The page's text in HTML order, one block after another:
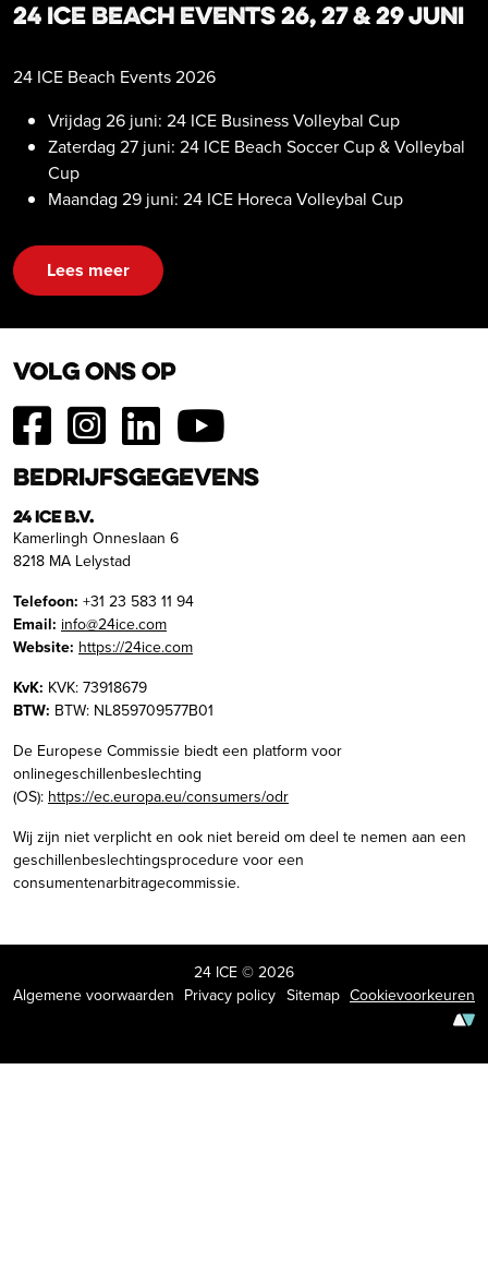
24 ICE Beach Events 26, 27 & 29 juni
24 ICE Beach Events 2026
Vrijdag 26 juni: 24 ICE Business Volleybal Cup
Zaterdag 27 juni: 24 ICE Beach Soccer Cup & Volleybal
Cup
Maandag 29 juni: 24 ICE Horeca Volleybal Cup
Lees meer
Volg ons op
Bedrijfsgegevens
24 ICE B.V.
Kamerlingh Onneslaan 6
8218 MA Lelystad
Telefoon: +31 23 583 11 94
Email: info@24ice.com
Website: https://24ice.com
KvK: KVK: 73918679
BTW: BTW: NL859709577B01
De Europese Commissie biedt een platform voor
onlinegeschillenbeslechting
(OS): https://ec.europa.eu/consumers/odr
Wij zijn niet verplicht en ook niet bereid om deel te nemen aan een
geschillenbeslechtingsprocedure voor een
consumentenarbitragecommissie.
24 ICE © 2026
Algemene voorwaarden Privacy policy Sitemap Cookievoorkeuren